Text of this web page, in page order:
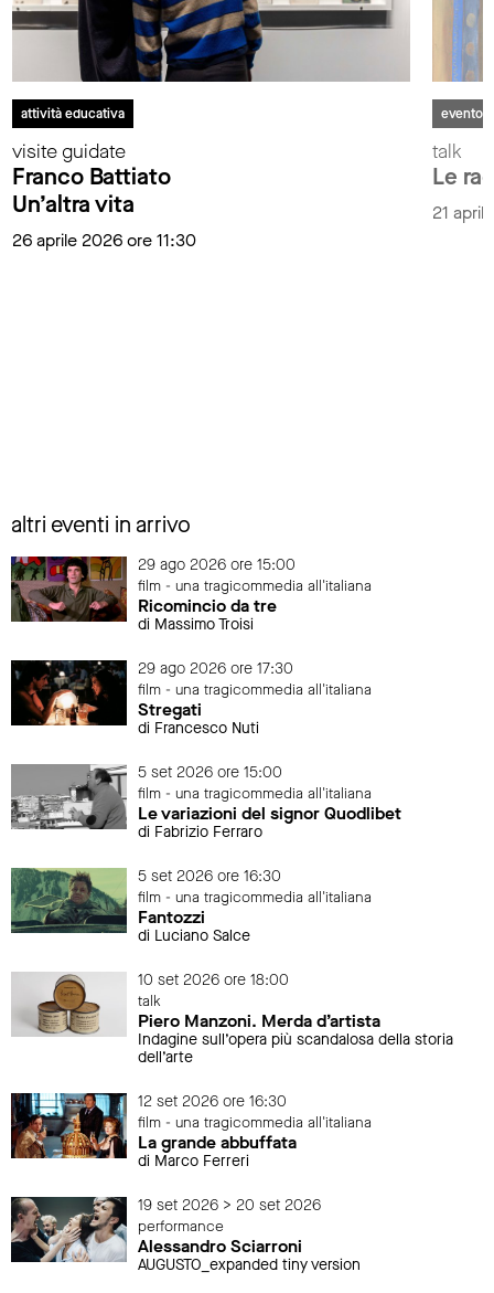
attività educativa
visite guidate
Franco Battiato
Un’altra vita
26 aprile 2026 ore 11:30
evento
talk
Le
21
altri eventi in arrivo
29 ago 2026 ore 15:00
film - una tragicommedia all'italiana
Ricomincio da tre
di Massimo Troisi
29 ago 2026 ore 17:30
film - una tragicommedia all'italiana
Stregati
di Francesco Nuti
5 set 2026 ore 15:00
film - una tragicommedia all'italiana
Le variazioni del signor Quodlibet
di Fabrizio Ferraro
5 set 2026 ore 16:30
film - una tragicommedia all'italiana
Fantozzi
di Luciano Salce
10 set 2026 ore 18:00
talk
Piero Manzoni. Merda d’artista
Indagine sull’opera più scandalosa della storia
dell’arte
12 set 2026 ore 16:30
film - una tragicommedia all'italiana
La grande abbuffata
di Marco Ferreri
19 set 2026 > 20 set 2026
performance
Alessandro Sciarroni
AUGUSTO_expanded tiny version